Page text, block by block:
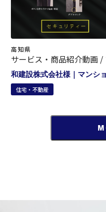
高知県
サービス・商品紹介動画
和建設株式会社様｜マンシ
住宅・不動産